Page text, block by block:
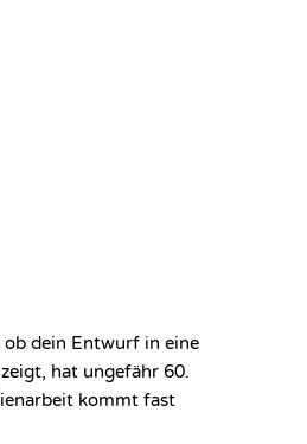
ob dein Entwurf in eine
hat ungefähr 60.
kommt fast